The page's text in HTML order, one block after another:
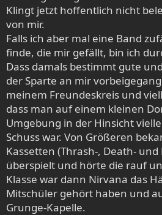
Klingt jetzt hoffentlich nicht
von mir.
Falls ich aber mal eine Band
finde, die mir gefällt, bin ich
Dass damals bestimmt gute
der Sparte an mir
meinem Freundeskreis und
dass man auf einem kleinen
Umgebung in der Hinsicht
Schuss war. Von Größeren
Kassetten (Thrash-, Death- und
überspielt und hörte die rauf
Klasse war dann Nirvana das
Mitschüler gehört haben und
Grunge-Kapelle.